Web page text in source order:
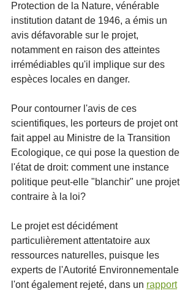
Protection de la Nature, vénérable
institution datant de 1946, a émis un
avis défavorable sur le projet,
notamment en raison des atteintes
irrémédiables qu'il implique sur des
espèces locales en danger.
Pour contourner l'avis de ces
scientifiques, les porteurs de projet ont
fait appel au Ministre de la Transition
Ecologique, ce qui pose la question de
l'état de droit: comment une instance
politique peut-elle "blanchir" une projet
contraire à la loi?
Le projet est décidément
particulièrement attentatoire aux
ressources naturelles, puisque les
experts de l'Autorité Environnementale
l'ont également rejeté, dans un rapport